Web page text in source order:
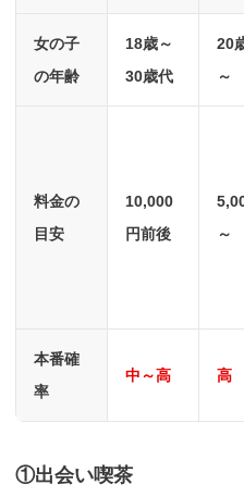
女の子
の年齢
18歳～
30歳代
20
～
料金の
目安
10,000
円前後
～
本番確
率
中～高 高
①出会い喫茶